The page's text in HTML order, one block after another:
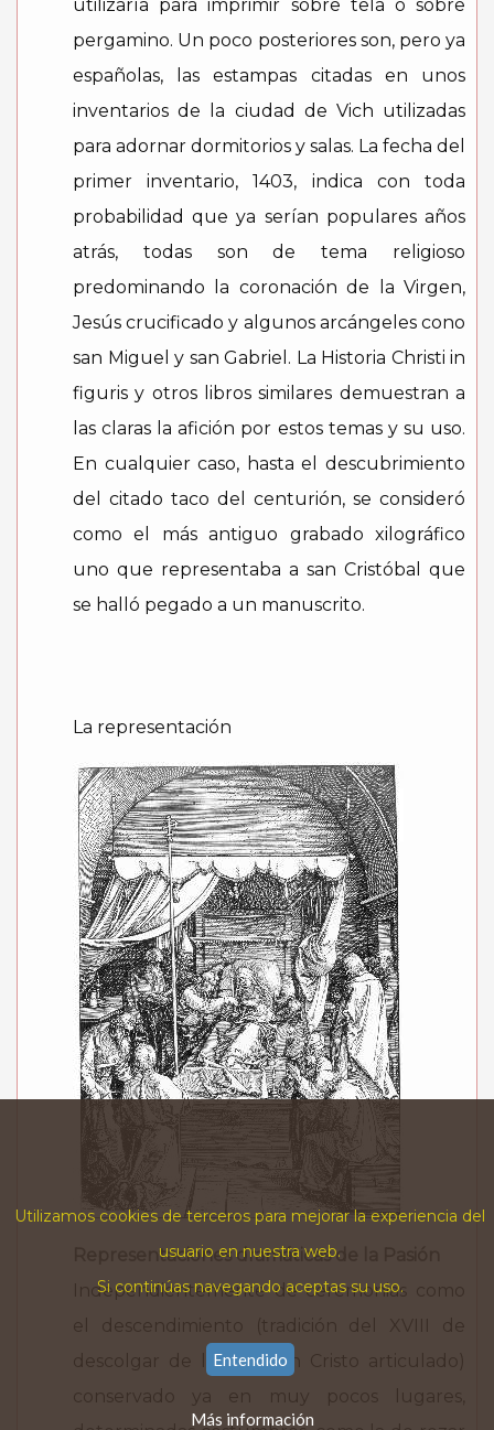
utilizaría para imprimir sobre tela o sobre
pergamino. Un poco posteriores son, pero ya
españolas, las estampas citadas en unos
inventarios de la ciudad de Vich utilizadas
para adornar dormitorios y salas. La fecha del
primer inventario, 1403, indica con toda
probabilidad que ya serían populares años
atrás, todas son de tema religioso
predominando la coronación de la Virgen,
Jesús crucificado y algunos arcángeles cono
san Miguel y san Gabriel. La Historia Christi in
figuris y otros libros similares demuestran a
las claras la afición por estos temas y su uso.
En cualquier caso, hasta el descubrimiento
del citado taco del centurión, se consideró
como el más antiguo grabado xilográfico
uno que representaba a san Cristóbal que
se halló pegado a un manuscrito.
La representación
Representaciones dramáticas de la Pasión
Independientemente de ceremonias como
el descendimiento (tradición del XVIII de
descolgar de la cruz un Cristo articulado)
conservado ya en muy pocos lugares,
Utilizamos cookies de terceros para mejorar la experiencia del
usuario en nuestra web.
Si continúas navegando aceptas su uso.
Entendido
Más información